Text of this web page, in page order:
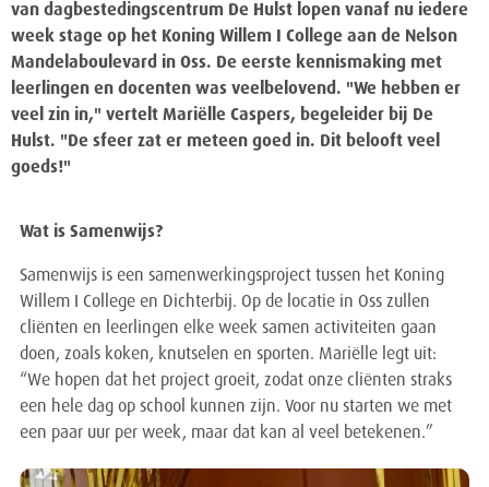
van dagbestedingscentrum De Hulst lopen vanaf nu iedere
week stage op het Koning Willem I College aan de Nelson
Mandelaboulevard in Oss. De eerste kennismaking met
leerlingen en docenten was veelbelovend. "We hebben er
veel zin in," vertelt Mariëlle Caspers, begeleider bij De
Hulst. "De sfeer zat er meteen goed in. Dit belooft veel
goeds!"
Wat is Samenwijs?
Samenwijs is een samenwerkingsproject tussen het Koning
Willem I College en Dichterbij. Op de locatie in Oss zullen
cliënten en leerlingen elke week samen activiteiten gaan
doen, zoals koken, knutselen en sporten. Mariëlle legt uit:
“We hopen dat het project groeit, zodat onze cliënten straks
een hele dag op school kunnen zijn. Voor nu starten we met
een paar uur per week, maar dat kan al veel betekenen.”